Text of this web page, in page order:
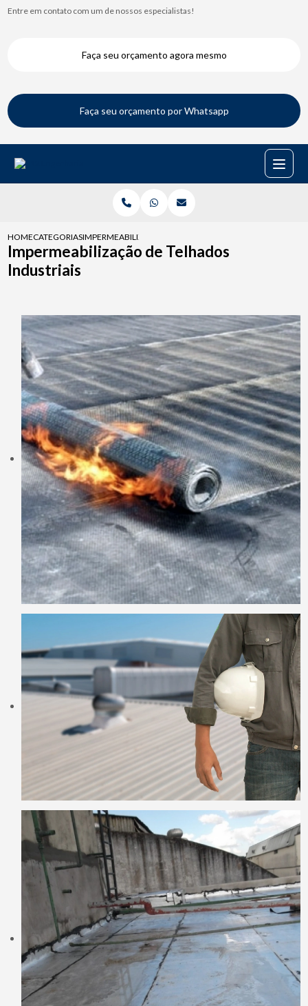
Entre em contato com um de nossos especialistas!
Faça seu orçamento agora mesmo
Faça seu orçamento por Whatsapp
HOMECATEGORIASIMPERMEABILIZACAO DE TELHADOS INDUSTRIAIS
Impermeabilização de Telhados
Industriais